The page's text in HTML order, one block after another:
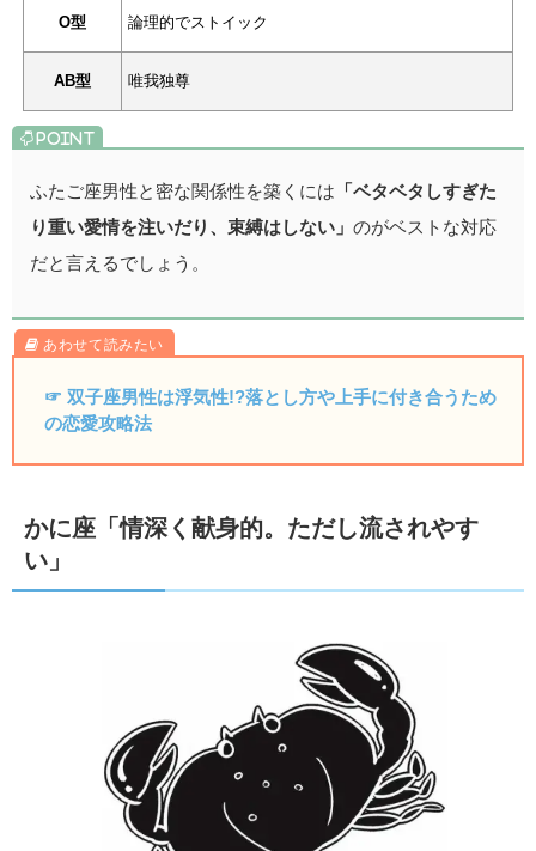
O型 論理的でストイック
AB型 唯我独尊
ふたご座男性と密な関係性を築くには 「ベタベタしすぎた
り重い愛情を注いだり、束縛はしない」 のがベストな対応
だと言えるでしょう。
☞ 双子座男性は浮気性!?落とし方や上手に付き合うため
の恋愛攻略法
かに座「情深く献身的。ただし流されやす
い」